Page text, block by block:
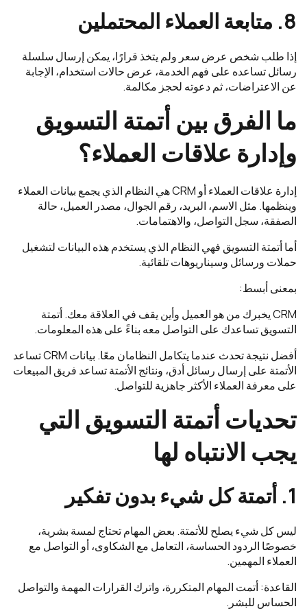
8. متابعة العملاء المحتملين
إذا طلب شخص عرض سعر ولم يتخذ قرارًا، يمكن إرسال سلسلة
رسائل تساعده على فهم الخدمة، عرض حالات استخدام، الإجابة
عن الاعتراضات، ثم دعوته لحجز مكالمة.
ما الفرق بين أتمتة التسويق
وإدارة علاقات العملاء؟
إدارة علاقات العملاء أو CRM هي النظام الذي يجمع بيانات العملاء
وينظمها. مثل الاسم، البريد، رقم الجوال، مصدر العميل، حالة
الصفقة، سجل التواصل، والاهتمامات.
أما أتمتة التسويق فهي النظام الذي يستخدم هذه البيانات لتشغيل
حملات ورسائل وسيناريوهات تلقائية.
بمعنى أبسط:
CRM يخبرك من هو العميل وأين يقف في العلاقة معك. أتمتة
التسويق تساعدك على التواصل معه بناءً على هذه المعلومات.
أفضل نتيجة تحدث عندما يتكامل النظامان معًا. بيانات CRM تساعد
الأتمتة على إرسال رسائل أدق، ونتائج الأتمتة تساعد فريق المبيعات
على معرفة العملاء الأكثر جاهزية للتواصل.
تحديات أتمتة التسويق التي
يجب الانتباه لها
1. أتمتة كل شيء بدون تفكير
ليس كل شيء يصلح للأتمتة. بعض المهام تحتاج لمسة بشرية،
خصوصًا الردود الحساسة، التعامل مع الشكاوى، أو التواصل مع
العملاء المهمين.
القاعدة: أتمت المهام المتكررة، واترك القرارات المهمة والتواصل
الحساس للبشر.